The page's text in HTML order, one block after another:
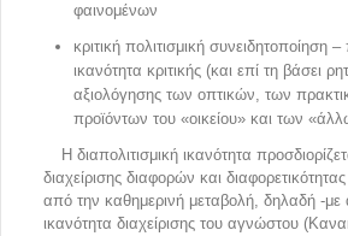
φαινομένων
κριτική πολιτισμική συνειδητοποίηση
ικανότητα κριτικής (και επί τη βάσει
αξιολόγησης των οπτικών, των
προϊόντων του «οικείου» και των
Η διαπολιτισμική ικανότητα
διαχείρισης διαφορών και
από την καθημερινή μεταβολή, δηλαδή -
ικανότητα διαχείρισης του αγνώστου